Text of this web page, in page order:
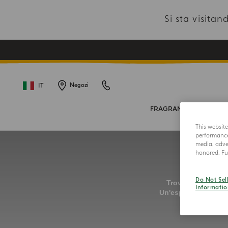
Si sta
IT Negozi
FRAGRANZE
This
media,
honored.
Do Not